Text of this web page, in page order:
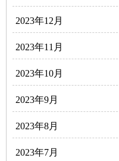
2023年12月
2023年11月
2023年10月
2023年9月
2023年8月
2023年7月